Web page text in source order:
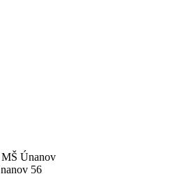
MŠ Únanov
56